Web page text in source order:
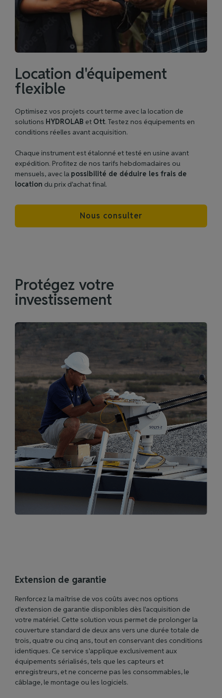
Location d'équipement
flexible
Optimisez vos projets court terme avec la location de
solutions HYDROLAB et Ott. Testez nos équipements en
conditions réelles avant acquisition.
Chaque instrument est étalonné et testé en usine avant
expédition. Profitez de nos tarifs hebdomadaires ou
mensuels, avec la possibilité de déduire les frais de
location du prix d'achat final.
Nous consulter
Protégez votre
investissement
Extension de garantie
Renforcez la maîtrise de vos coûts avec nos options
d'extension de garantie disponibles dès l'acquisition de
votre matériel. Cette solution vous permet de prolonger la
couverture standard de deux ans vers une durée totale de
trois, quatre ou cinq ans, tout en conservant des conditions
identiques. Ce service s'applique exclusivement aux
équipements sérialisés, tels que les capteurs et
enregistreurs, et ne concerne pas les consommables, le
câblage, le montage ou les logiciels.